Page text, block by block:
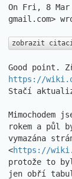
On Fri, 8 Mar
gmail.com>
zobrazit
https://
Stačí
rokem a půl
vymazána
<https://
protože to
jen obří